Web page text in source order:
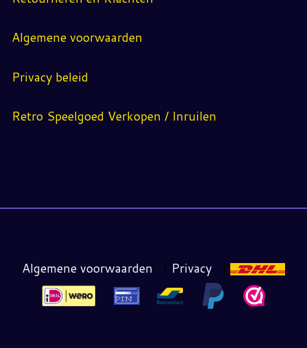
Algemene voorwaarden
Privacy beleid
Retro Speelgoed Verkopen / Inruilen
Algemene voorwaarden | Privacy |